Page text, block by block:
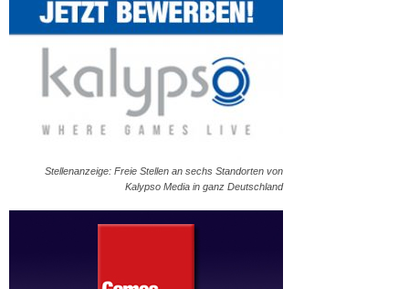
Stellenanzeige: Freie Stellen an sechs Standorten von
Kalypso Media in ganz Deutschland